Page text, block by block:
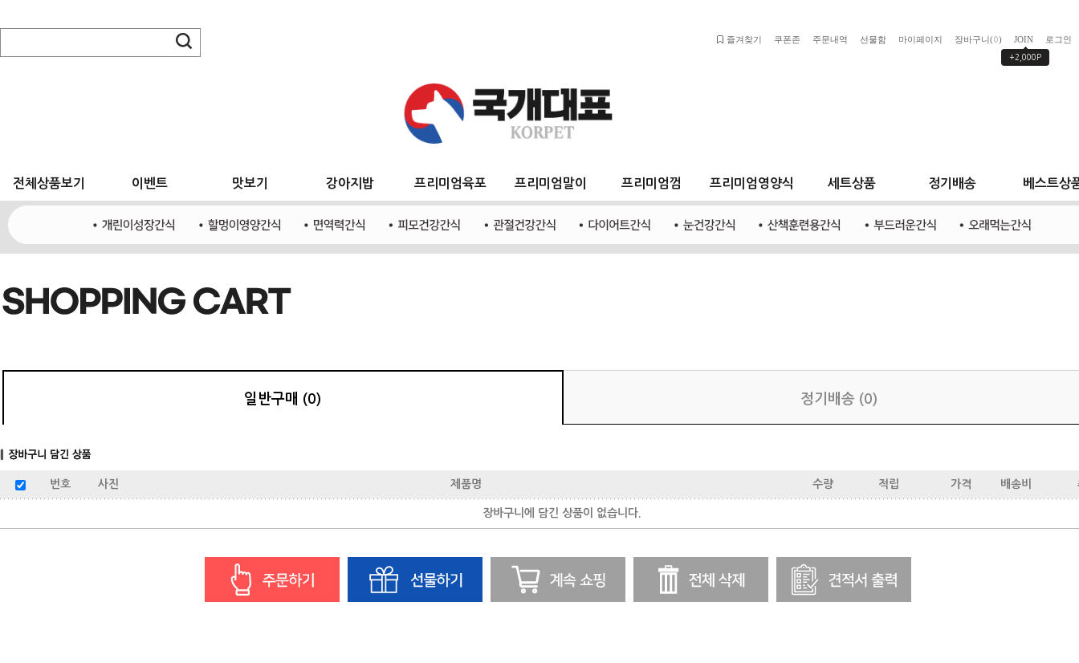
로그인
JOIN
+2,000P
장바구니(0)
마이페이지
선물함
주문내역
쿠폰존
즐겨찾기
전체상품보기 이벤트 맛보기 강아지밥 프리미엄육포 프리미엄말이 프리미엄껌 프리미엄영양식 세트상품 정기배송 베스트상
일반구매 (0) 정기배송 (0)
번호 사진 제품명 수량 적립 가격 배송비
장바구니에 담긴 상품이 없습니다.